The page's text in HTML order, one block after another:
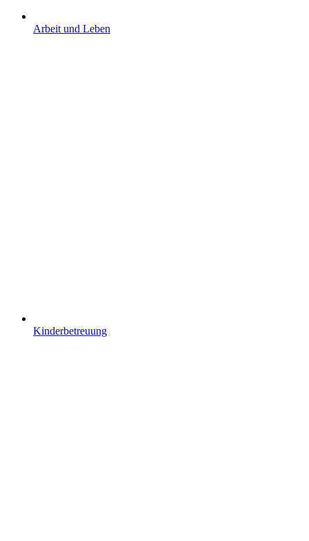
Arbeit und Leben
Kinderbetreuung